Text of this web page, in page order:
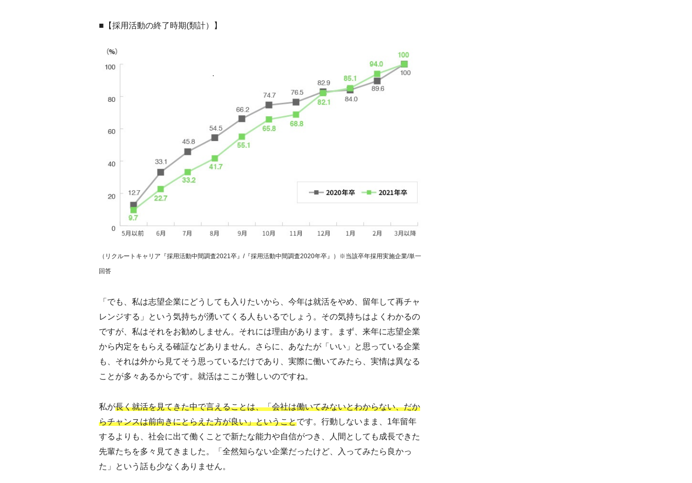
■【採用活動の終了時期(類計）】
（リクルートキャリア『採用活動中間調査2021卒』/『採用活動中間調査2020年卒』）※当該卒年採用実施企業/単一
回答
「でも、私は志望企業にどうしても入りたいから、今年は就活をやめ、留年して再チャ
レンジする」という気持ちが湧いてくる人もいるでしょう。その気持ちはよくわかるの
ですが、私はそれをお勧めしません。それには理由があります。まず、来年に志望企業
から内定をもらえる確証などありません。さらに、あなたが「いい」と思っている企業
も、それは外から見てそう思っているだけであり、実際に働いてみたら、実情は異なる
ことが多々あるからです。就活はここが難しいのですね。
私が長く就活を見てきた中で言えることは、「会社は働いてみないとわからない、だか
らチャンスは前向きにとらえた方が良い」ということです。行動しないまま、1年留年
するよりも、社会に出て働くことで新たな能力や自信がつき、人間としても成長できた
先輩たちを多々見てきました。「全然知らない企業だったけど、入ってみたら良かっ
た」という話も少なくありません。